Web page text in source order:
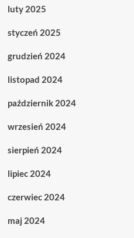
luty 2025
styczeń 2025
grudzień 2024
listopad 2024
październik 2024
wrzesień 2024
sierpień 2024
lipiec 2024
czerwiec 2024
maj 2024